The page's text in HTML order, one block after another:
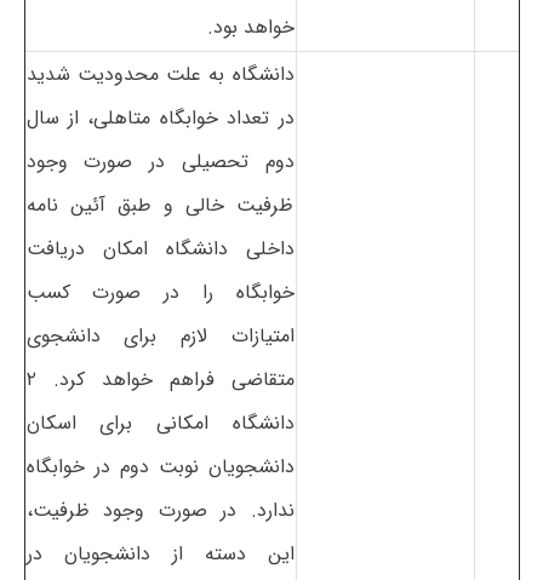
خواهد بود.
دانشگاه به علت محدودیت شدید
در تعداد خوابگاه متاهلی، از سال
دوم تحصیلی در صورت وجود
ظرفیت خالی و طبق آئین نامه
داخلی دانشگاه امکان دریافت
خوابگاه را در صورت کسب
امتیازات لازم برای دانشجوی
متقاضی فراهم خواهد کرد. ۲
دانشگاه امکانی برای اسکان
دانشجویان نوبت دوم در خوابگاه
ندارد. در صورت وجود ظرفیت،
این دسته از دانشجویان در